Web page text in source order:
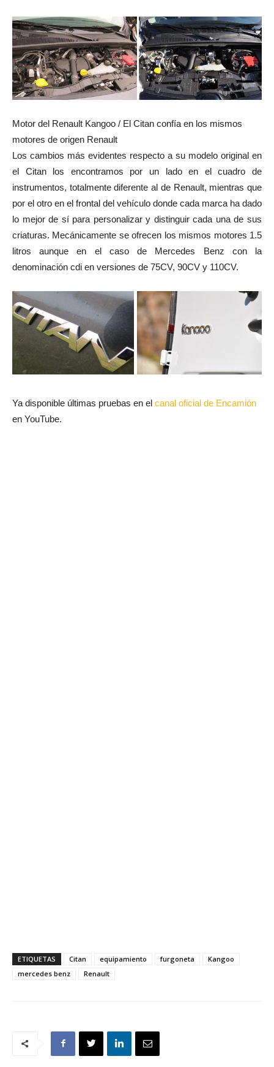
Motor del Renault Kangoo / El Citan confía en los mismos
motores de origen Renault
Los cambios más evidentes respecto a su modelo original en
el Citan los encontramos por un lado en el cuadro de
instrumentos, totalmente diferente al de Renault, mientras que
por el otro en el frontal del vehículo donde cada marca ha dado
lo mejor de sí para personalizar y distinguir cada una de sus
criaturas. Mecánicamente se ofrecen los mismos motores 1.5
litros aunque en el caso de Mercedes Benz con la
denominación cdi en versiones de 75CV, 90CV y 110CV.
Ya disponible últimas pruebas en el canal oficial de Encamión
en YouTube.
ETIQUETAS Citan equipamiento furgoneta
Kangoo
mercedes benz
Renault